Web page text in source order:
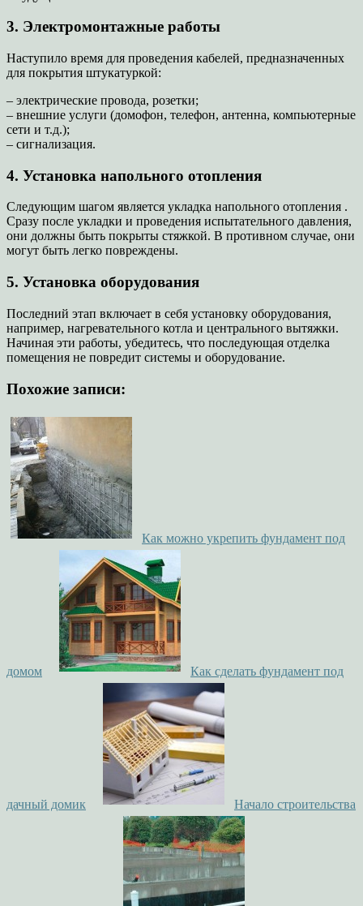
3. Электромонтажные работы
Наступило время для проведения кабелей, предназначенных
для покрытия штукатуркой:
– электрические провода, розетки;
– внешние услуги (домофон, телефон, антенна, компьютерные
сети и т.д.);
– сигнализация.
4. Установка напольного отопления
Следующим шагом является укладка напольного отопления .
Сразу после укладки и проведения испытательного давления,
они должны быть покрыты стяжкой. В противном случае, они
могут быть легко повреждены.
5. Установка оборудования
Последний этап включает в себя установку оборудования,
например, нагревательного котла и центрального вытяжки.
Начиная эти работы, убедитесь, что последующая отделка
помещения не повредит системы и оборудование.
Похожие записи:
Как можно укрепить фундамент под
домом Как сделать фундамент под
дачный домик Начало строительства